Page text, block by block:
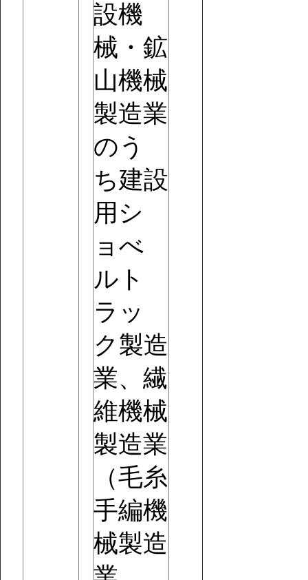
設機
械・鉱
山機械
製造業
のう
ち建設
用シ
ョべ
ルト
ラッ
ク製造
業、繊
維機械
製造業
（毛糸
手編機
械製造